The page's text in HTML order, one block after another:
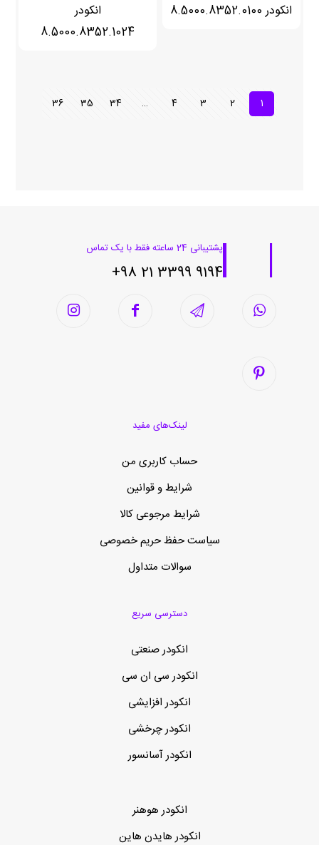
انکودر 8.5000.8352.0100
انکودر
8.5000.8352.1024
1
2
3
4
…
34
35
36
پشتیبانی 24 ساعته فقط با یک تماس
9194 3399 21 98+
لینک‌های مفید
حساب کاربری من
شرایط و قوانین
شرایط مرجوعی کالا
سیاست حفظ حریم خصوصی
سوالات متداول
دسترسی سریع
انکودر صنعتی
انکودر سی ان سی
انکودر افزایشی
انکودر چرخشی
انکودر آسانسور
انکودر هوهنر
انکودر هایدن هاین